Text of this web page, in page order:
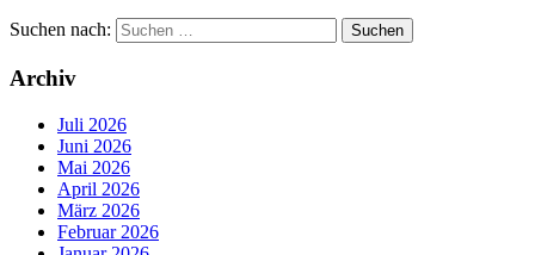
Suchen nach:
Archiv
Juli 2026
Juni 2026
Mai 2026
April 2026
März 2026
Februar 2026